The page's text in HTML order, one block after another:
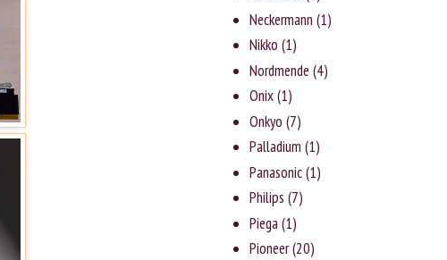
Neckermann (1)
Nikko (1)
Nordmende (4)
Onix(1)
Onkyo (7)
Palladium (1)
Panasonic(1)
Philips (7)
Piega(1)
Pioneer(20)